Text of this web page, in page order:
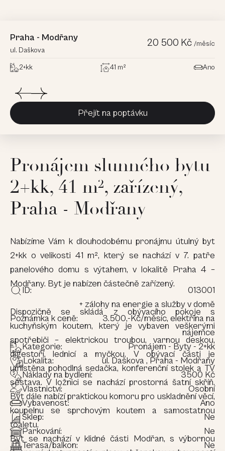
Praha - Modřany
ul. Daškova
20 500 Kč /měsíc
2+kk 41 m² Ano
Přejít na poptávku
Pronájem slunného bytu
2+kk, 41 m², zařízený,
Praha - Modřany
Nabízíme Vám k dlouhodobému pronájmu útulný byt
2+kk o velikosti 41 m², který se nachází v 7. patře
panelového domu s výtahem, v lokalitě Praha 4 –
Modřany. Byt je nabízen částečně zařízený.
Dispozičně se skládá z obývacího pokoje s
kuchyňským koutem, který je vybaven veškerými
spotřebiči – elektrickou troubou, varnou deskou,
digestoří, lednicí a myčkou. V obývací části je
umístěna pohodlná sedačka, konferenční stolek a TV
sestava. V ložnici se nachází prostorná šatní skříň.
Byt dále nabízí praktickou komoru pro uskladnění věcí,
koupelnu se sprchovým koutem a samostatnou
toaletu.
Byt se nachází v klidné části Modřan, s výbornou
ID: 013001
Poznámka k ceně:
+ zálohy na energie a služby v domě
3.500,-Kč/měsíc, elektřina na
nájemce
Kategorie:
Pronájem - Byty - 2+kk
Lokalita:
ul. Daškova , Praha - Modřany
Náklady na bydlení:
3500 Kč
Vlastnictví:
Osobní
Vybavenost:
Ano
Sklep:
Ne
Parkování:
Ne
Terasa/balkon:
Ne